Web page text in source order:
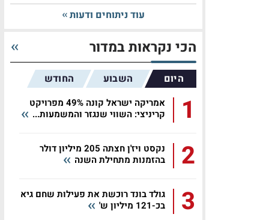
עוד ניתוחים ודעות
הכי נקראות במדור
היום השבוע החודש
1
אמריקה ישראל קונה 49% מפרויקט
קריניצי: השווי שנגזר והמשמעות...
2
נקסט ויז'ן חצתה 205 מיליון דולר
בהזמנות מתחילת השנה
3
גולד בונד רוכשת את פעילות שחם גיא
בכ-121 מיליון ש'